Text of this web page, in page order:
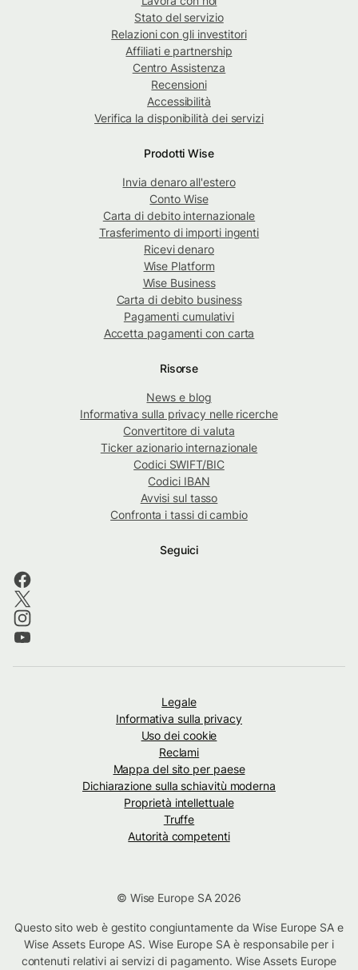
Stato del servizio
Relazioni con gli investitori
Affiliati e partnership
Centro Assistenza
Recensioni
Accessibilità
Verifica la disponibilità dei servizi
Prodotti Wise
Invia denaro all'estero
Conto Wise
Carta di debito internazionale
Trasferimento di importi ingenti
Ricevi denaro
Wise Platform
Wise Business
Carta di debito business
Pagamenti cumulativi
Accetta pagamenti con carta
Risorse
News e blog
Informativa sulla privacy nelle ricerche
Convertitore di valuta
Ticker azionario internazionale
Codici SWIFT/BIC
Codici IBAN
Avvisi sul tasso
Confronta i tassi di cambio
Seguici
Legale
Informativa sulla privacy
Uso dei cookie
Reclami
Mappa del sito per paese
Dichiarazione sulla schiavitù moderna
Proprietà intellettuale
Truffe
Autorità competenti
© Wise Europe SA 2026
Questo sito web è gestito congiuntamente da Wise Europe SA e
Wise Assets Europe AS. Wise Europe SA è responsabile per i
contenuti relativi ai servizi di pagamento. Wise Assets Europe